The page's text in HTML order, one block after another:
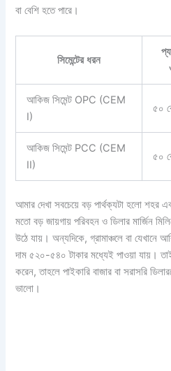
বা বেশি হতে পারে।
সিমেন্টের ধরন
আকিজ সিমেন্ট OPC (CEM
I)
৫০
আকিজ সিমেন্ট PCC (CEM
II)
৫০
আমার দেখা সবচেয়ে বড় পার্থক্যটা হলো শহর
মতো বড় জায়গায় পরিবহন ও ডিলার মার্জিন
উঠে যায়। অন্যদিকে, গ্রামাঞ্চলে বা যেখানে
দাম ৫২০-৫৪০ টাকার মধ্যেই পাওয়া যায়। তাই
করেন, তাহলে পাইকারি বাজার বা সরাসরি
ভালো।